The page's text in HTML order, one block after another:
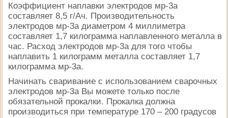
Коэффициент наплавки электродов мр-3а
составляет 8,5 г/Ач. Производительность
электродов мр-3а диаметром 4 миллиметра
составляет 1,7 килограмма наплавленного металла в
час. Расход электродов мр-3а для того чтобы
наплавить 1 килограмм металла составляет 1,7
килограмма мр-3а.
Начинать сваривание с использованием сварочных
электродов мр-3а Вы можете только после
обязательной прокалки. Прокалка должна
производиться при температуре 170 – 200 градусов